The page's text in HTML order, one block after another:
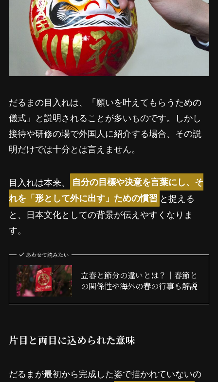
だるまの目入れは、「願いを叶えてもらうための
儀式」と説明されることが多いものです。しかし
接待や研修の場で外国人に紹介する場合、その説
明だけでは十分とは言えません。
目入れは本来、
自分の目標や決意を言葉にし、そ
れを「形として外に出す」ための慣習 と捉える
と、日本文化としての背景が伝えやすくなりま
す。
あわせて読みたい
立春と節分の違いとは？｜春節と
の関係性や海外の春の行事も解説
片目と両目に込められた意味
だるまが最初から完成した姿で描かれていないの